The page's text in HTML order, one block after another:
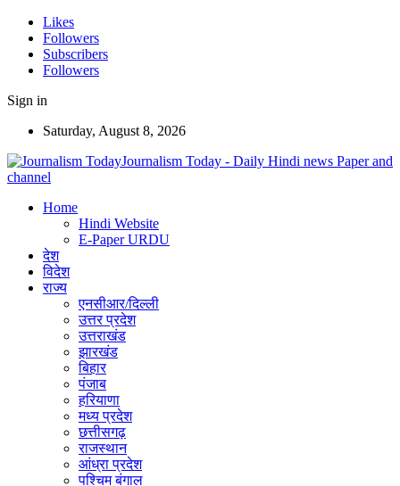
Likes
Followers
Subscribers
Followers
Sign in
Saturday, August 8, 2026
Journalism Today - Daily Hindi news Paper and
channel
Home
Hindi Website
E-Paper URDU
देश
विदेश
राज्य
एनसीआर/दिल्ली
उत्तर प्रदेश
उत्तराखंड
झारखंड
बिहार
पंजाब
हरियाणा
मध्य प्रदेश
छत्तीसगढ़
राजस्थान
आंध्रा प्रदेश
पश्चिम बंगाल